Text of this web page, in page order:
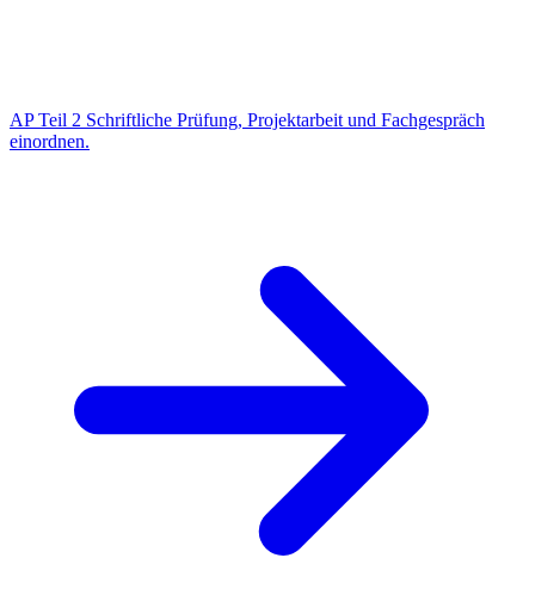
AP Teil 2 Schriftliche Prüfung, Projektarbeit und Fachgespräch
einordnen.